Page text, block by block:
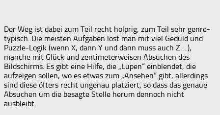
Der Weg ist dabei zum Teil recht holprig, zum Teil sehr genre-
typisch. Die meisten Aufgaben löst man mit viel Geduld und
Puzzle-Logik (wenn X, dann Y und dann muss auch Z….),
manche mit Glück und zentimeterweisen Absuchen des
Bildschirms. Es gibt eine Hilfe, die „Lupen“ einblendet, die
aufzeigen sollen, wo es etwas zum „Ansehen“ gibt, allerdings
sind diese öfters recht ungenau platziert, so dass das genaue
Absuchen um die besagte Stelle herum dennoch nicht
ausbleibt.